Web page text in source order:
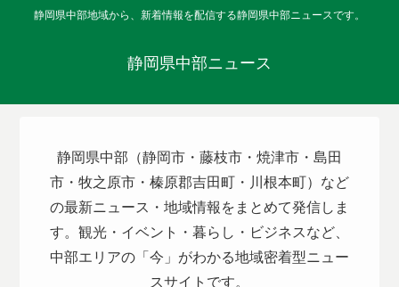
静岡県中部地域から、新着情報を配信する静岡県中部ニュースです。
静岡県中部ニュース
静岡県中部（静岡市・藤枝市・焼津市・島田
市・牧之原市・榛原郡吉田町・川根本町）など
の最新ニュース・地域情報をまとめて発信しま
す。観光・イベント・暮らし・ビジネスなど、
中部エリアの「今」がわかる地域密着型ニュー
スサイトです。